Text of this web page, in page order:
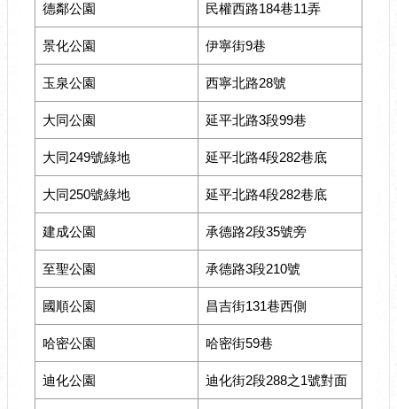
德鄰公園 民權西路184巷11弄
景化公園 伊寧街9巷
玉泉公園 西寧北路28號
大同公園 延平北路3段99巷
大同249號綠地 延平北路4段282巷底
大同250號綠地 延平北路4段282巷底
建成公園 承德路2段35號旁
至聖公園 承德路3段210號
國順公園 昌吉街131巷西側
哈密公園 哈密街59巷
迪化公園 迪化街2段288之1號對面